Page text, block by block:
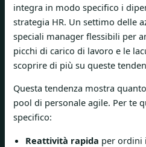
integra in modo specifico i
strategia HR. Un settimo delle
speciali manager flessibili per
picchi di carico di lavoro e le
scoprire di più su queste
Questa tendenza mostra
pool di personale agile. Per te
specifico:
Reattività rapida per ordini